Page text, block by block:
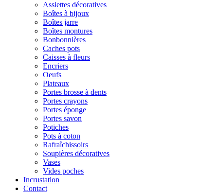
Assiettes décoratives
Boîtes à bijoux
Boîtes jarre
Boîtes montures
Bonbonnières
Caches pots
Caisses à fleurs
Encriers
Oeufs
Plateaux
Portes brosse à dents
Portes crayons
Portes éponge
Portes savon
Potiches
Pots à coton
Rafraîchissoirs
Soupières décoratives
Vases
Vides poches
Incrustation
Contact